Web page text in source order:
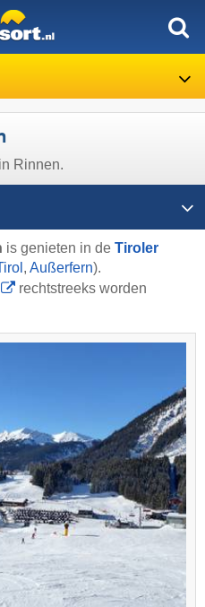
Rinnen.
is genieten in de Tiroler
, Außerfern).
rechtstreeks worden